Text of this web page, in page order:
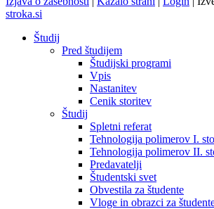
stroka.si
Študij
Pred študijem
Študijski programi
Vpis
Nastanitev
Cenik storitev
Študij
Spletni referat
Tehnologija polimerov I.
Tehnologija polimerov II.
Predavatelji
Študentski svet
Obvestila za študente
Vloge in obrazci za